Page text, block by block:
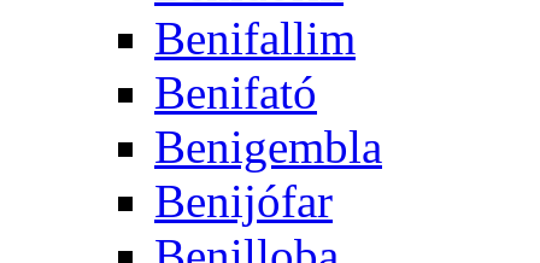
Benifallim
Benifató
Benigembla
Benijófar